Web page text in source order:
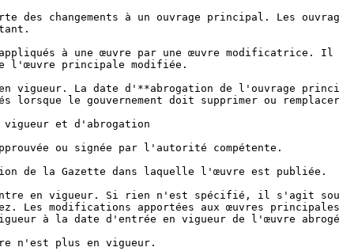
des changements à un ouvrage principal. Les
appliqués à une œuvre par une œuvre
l'œuvre principale modifiée.
vigueur. La date d'**abrogation de l'ouvrage
lorsque le gouvernement doit supprimer ou
et d'abrogation
ou signée par l'autorité compétente.
de la Gazette dans laquelle l'œuvre est publiée.
entre en vigueur. Si rien n'est spécifié, il
Les modifications apportées aux œuvres
à la date d'entrée en vigueur de l'œuvre
n'est plus en vigueur.